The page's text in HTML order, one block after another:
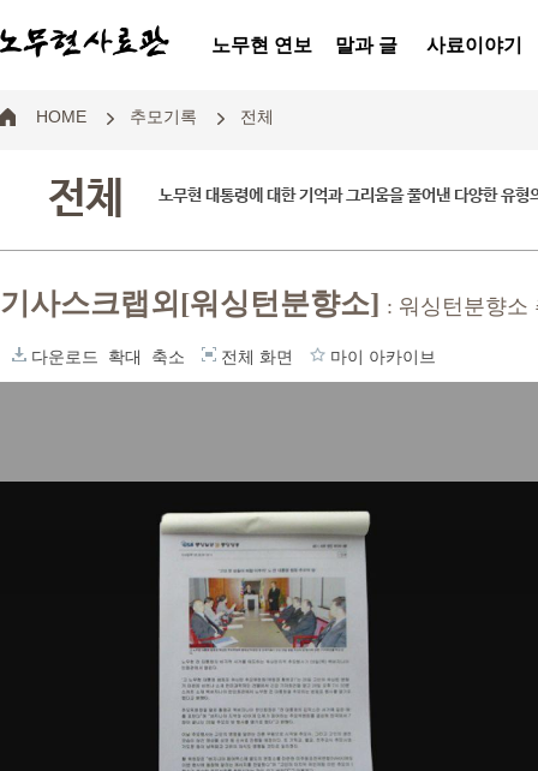
노무현 연보 말과 글 사료이야기
HOME 추모기록 전체
전체 노무현 대통령에 대한 기억과 그리움을 풀어낸 다양한 유형
기사스크랩외[워싱턴분향소] : 워싱턴분향소
다운로드 확대 축소 전체 화면 마이 아카이브